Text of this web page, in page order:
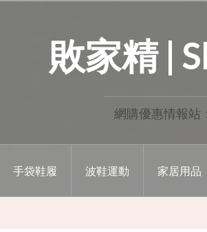
敗家精 |
網購優惠情報站
手袋鞋履 波鞋運動 家居用品